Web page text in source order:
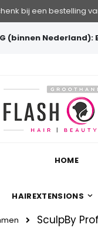
bij een bestelling
(binnen Nederland):
HOME
HAIREXTENSIONS
SculpBy